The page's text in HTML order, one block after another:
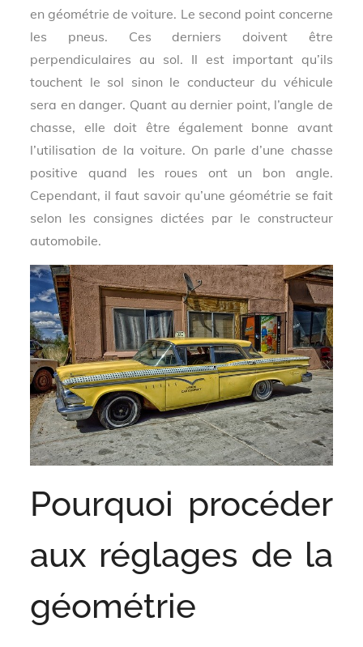
en géométrie de voiture. Le second point concerne
les pneus. Ces derniers doivent être
perpendiculaires au sol. Il est important qu’ils
touchent le sol sinon le conducteur du véhicule
sera en danger. Quant au dernier point, l’angle de
chasse, elle doit être également bonne avant
l’utilisation de la voiture. On parle d’une chasse
positive quand les roues ont un bon angle.
Cependant, il faut savoir qu’une géométrie se fait
selon les consignes dictées par le constructeur
automobile.
Pourquoi procéder
aux réglages de la
géométrie